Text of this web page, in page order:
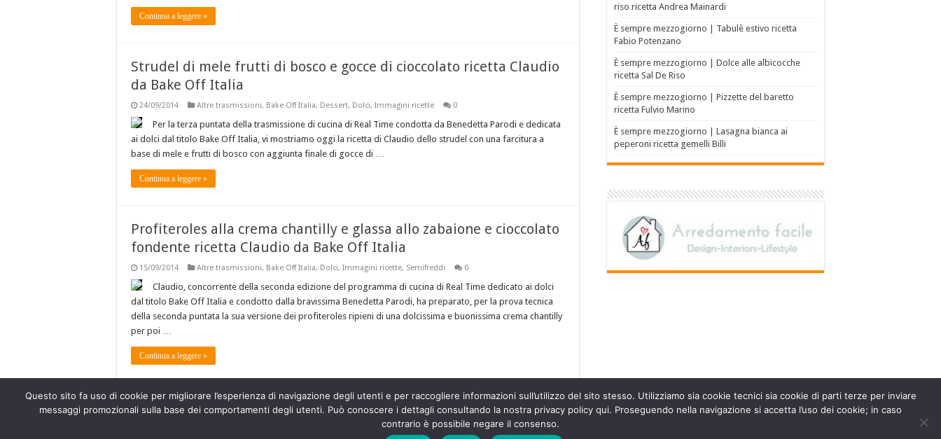
Continua a leggere »
Strudel di mele frutti di bosco e gocce di cioccolato ricetta Claudio
da Bake Off Italia
24/09/2014 Altre trasmissioni, Bake Off Italia, Dessert, Dolci, Immagini ricette 0
Per la terza puntata della trasmissione di cucina di Real Time condotta da Benedetta Parodi e dedicata
ai dolci dal titolo Bake Off Italia, vi mostriamo oggi la ricetta di Claudio dello strudel con una farcitura a
base di mele e frutti di bosco con aggiunta finale di gocce di …
Continua a leggere »
Profiteroles alla crema chantilly e glassa allo zabaione e cioccolato
fondente ricetta Claudio da Bake Off Italia
15/09/2014 Altre trasmissioni, Bake Off Italia, Dolci, Immagini ricette, Semifreddi 0
Claudio, concorrente della seconda edizione del programma di cucina di Real Time dedicato ai dolci
dal titolo Bake Off Italia e condotto dalla bravissima Benedetta Parodi, ha preparato, per la prova tecnica
della seconda puntata la sua versione dei profiteroles ripieni di una dolcissima e buonissima crema chantilly
per poi …
Continua a leggere »
riso ricetta Andrea Mainardi
È sempre mezzogiorno | Tabulè estivo ricetta
Fabio Potenzano
È sempre mezzogiorno | Dolce alle albicocche
ricetta Sal De Riso
È sempre mezzogiorno | Pizzette del baretto
ricetta Fulvio Marino
È sempre mezzogiorno | Lasagna bianca ai
peperoni ricetta gemelli Billi
Questo sito fa uso di cookie per migliorare l’esperienza di navigazione degli utenti e per raccogliere informazioni sull’utilizzo del sito stesso. Utilizziamo sia cookie tecnici sia cookie di parti terze per inviare
messaggi promozionali sulla base dei comportamenti degli utenti. Può conoscere i dettagli consultando la nostra privacy policy qui. Proseguendo nella navigazione si accetta l’uso dei cookie; in caso
contrario è possibile negare il consenso.